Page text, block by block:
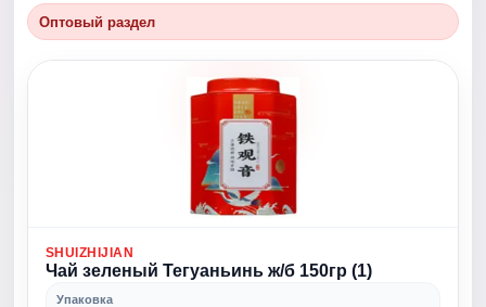
Оптовый раздел
SHUIZHIJIAN
Чай зеленый Тегуаньинь ж/б 150гр (1)
Упаковка